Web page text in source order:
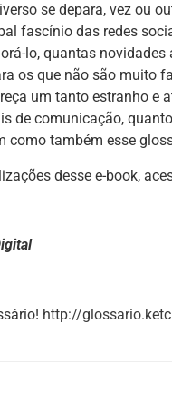
se depara, vez ou
fascínio das redes
lo, quantas
os que não são muito
um tanto estranho e
de comunicação,
como também esse
desse e-book,
http://